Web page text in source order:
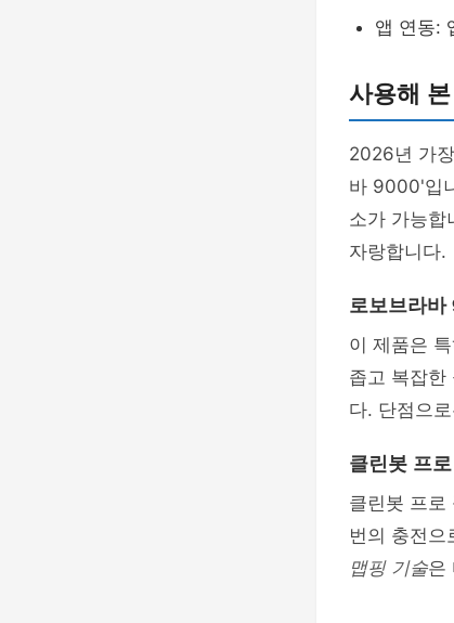
앱 연동:
사용해
2026년 가
바 9000'입
소가 가능합
자랑합니다.
로보브라바
이 제품은 특
좁고 복잡한
다. 단점으
클린봇 프
클린봇 프로
번의 충전
맵핑 기술은